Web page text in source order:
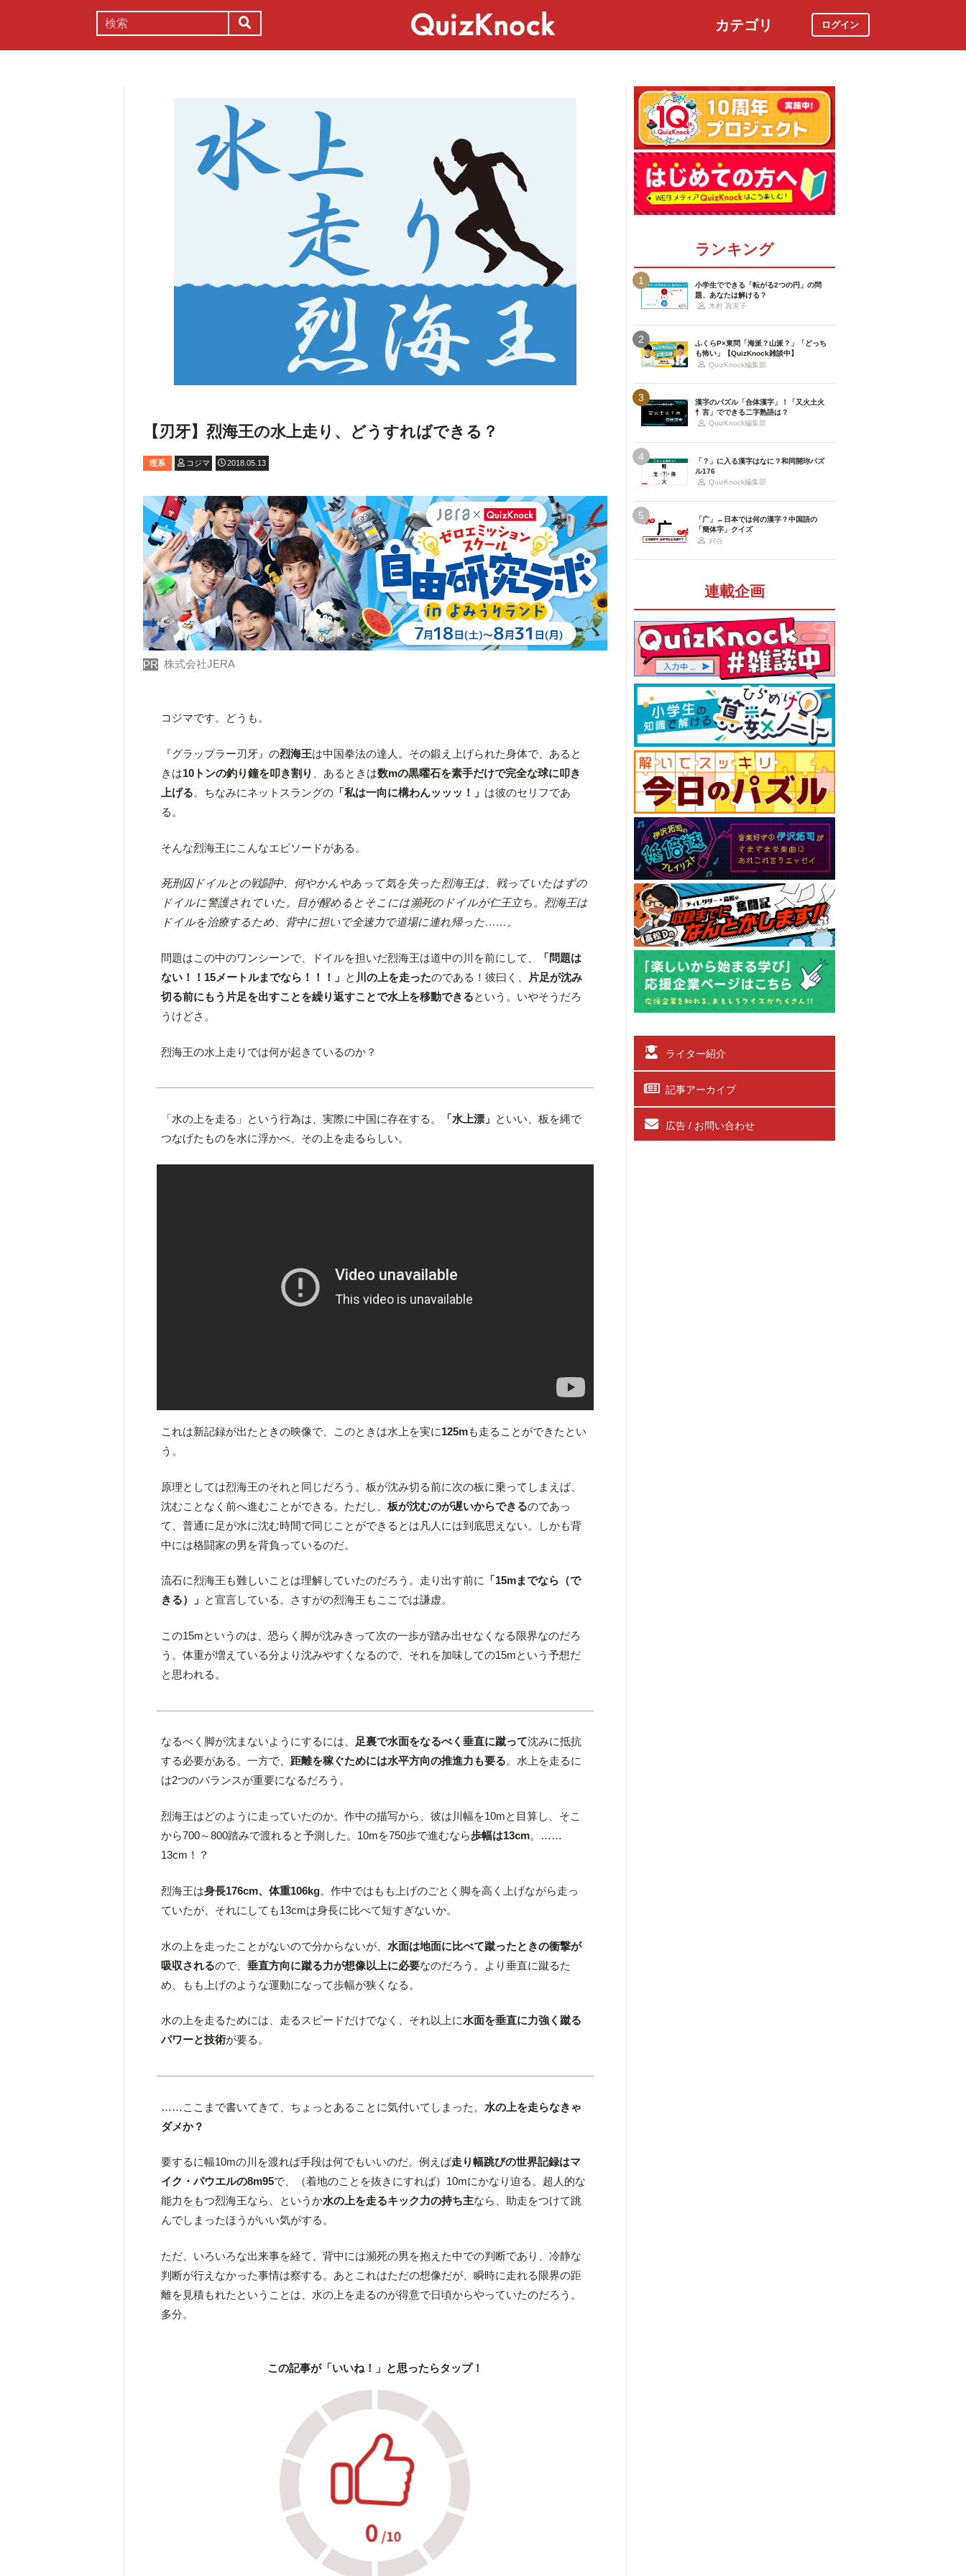
カテゴリ ログイン
【刃牙】烈海王の水上走り、どうすればできる？
理系 コジマ 2018.05.13
PR 株式会社JERA
コジマです。どうも。
『グラップラー刃牙』の烈海王は中国拳法の達人。その鍛え上げられた身体で、あると
きは10トンの釣り鐘を叩き割り 、あるときは数mの黒曜石を素手だけで完全な球に叩き
上げる。ちなみにネットスラングの 「私は一向に構わんッッッ！」 は彼のセリフであ
る。
そんな烈海王にこんなエピソードがある。
死刑囚ドイルとの戦闘中、何やかんやあって気を失った烈海王は、戦っていたはずの
ドイルに警護されていた。目が醒めるとそこには瀕死のドイルが仁王立ち。烈海王は
ドイルを治療するため、背中に担いで全速力で道場に連れ帰った……。
問題はこの中のワンシーンで、ドイルを担いだ烈海王は道中の川を前にして、
「問題は
ない！！15メートルまでなら！！！」 と 川の上を走ったのである！彼曰く、
片足が沈み
切る前にもう片足を出すことを繰り返すことで水上を移動できるという。いやそうだろ
うけどさ。
烈海王の水上走りでは何が起きているのか？
「水の上を走る」という行為は、実際に中国に存在する。 「水上漂」 といい、板を縄で
つなげたものを水に浮かべ、その上を走るらしい。
これは新記録が出たときの映像で、このときは水上を実に125mも走ることができたとい
う。
原理としては烈海王のそれと同じだろう。板が沈み切る前に次の板に乗ってしまえば、
沈むことなく前へ進むことができる。ただし、板が沈むのが遅いからできるのであっ
て、普通に足が水に沈む時間で同じことができるとは凡人には到底思えない。しかも背
中には格闘家の男を背負っているのだ。
流石に烈海王も難しいことは理解していたのだろう。走り出す前に
「15mまでなら（で
きる）」 と宣言している。さすがの烈海王もここでは謙虚。
この15mというのは、恐らく脚が沈みきって次の一歩が踏み出せなくなる限界なのだろ
う。体重が増えている分より沈みやすくなるので、それを加味しての15mという予想だ
と思われる。
なるべく脚が沈まないようにするには、 足裏で水面をなるべく垂直に蹴って沈みに抵抗
する必要がある。一方で、 距離を稼ぐためには水平方向の推進力も要る。水上を走るに
は2つのバランスが重要になるだろう。
烈海王はどのように走っていたのか。作中の描写から、彼は川幅を10mと目算し、そこ
から700～800踏みで渡れると予測した。10mを750歩で進むなら歩幅は13cm。……
13cm！？
烈海王は身長176cm、体重106kg。作中ではもも上げのごとく脚を高く上げながら走っ
ていたが、それにしても13cmは身長に比べて短すぎないか。
水の上を走ったことがないので分からないが、水面は地面に比べて蹴ったときの衝撃が
吸収されるので、垂直方向に蹴る力が想像以上に必要なのだろう。より垂直に蹴るた
め、もも上げのような運動になって歩幅が狭くなる。
水の上を走るためには、走るスピードだけでなく、それ以上に水面を垂直に力強く蹴る
パワーと技術が要る。
……ここまで書いてきて、ちょっとあることに気付いてしまった。水の上を走らなきゃ
ダメか？
要するに幅10mの川を渡れば手段は何でもいいのだ。例えば走り幅跳びの世界記録はマ
イク・パウエルの8m95で、（着地のことを抜きにすれば）10mにかなり迫る。超人的な
能力をもつ烈海王なら、というか水の上を走るキック力の持ち主なら、助走をつけて跳
んでしまったほうがいい気がする。
ただ、いろいろな出来事を経て、背中には瀕死の男を抱えた中での判断であり、冷静な
判断が行えなかった事情は察する。あとこれはただの想像だが、瞬時に走れる限界の距
離を見積もれたということは、水の上を走るのが得意で日頃からやっていたのだろう。
多分。
この記事が「いいね！」と思ったらタップ！
ランキング
1
小学生でできる「転がる2つの円」の問
題、あなたは解ける？
木村 真実子
2
ふくらP×東問「海派？山派？」「どっち
も怖い」【QuizKnock雑談中】
QuizKnock編集部
3
漢字のパズル「合体漢字」！「又火土火
忄言」でできる二字熟語は？
QuizKnock編集部
4
「？」に入る漢字はなに？和同開珎パズ
ル176
QuizKnock編集部
5
「广」←日本では何の漢字？中国語の
「簡体字」クイズ
刈谷
連載企画
ライター紹介
記事アーカイブ
広告 / お問い合わせ